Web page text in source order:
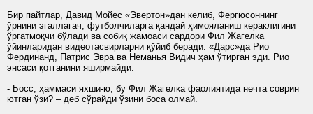
Бир пайтлар, Давид Мойес «Эвертон»дан келиб, Фергюсоннинг
ўрнини эгаллагач, футболчиларга қандай ҳимояланиш кераклигини
ўргатмоқчи бўлади ва собиқ жамоаси сардори Фил Жагелка
ўйинларидан видеотасвирларни қўйиб беради. «Дарс»да Рио
Фердинанд, Патрис Эвра ва Неманья Видич ҳам ўтирган эди. Рио
энсаси қотганини яширмайди.
- Босс, ҳаммаси яхши-ю, бу Фил Жагелка фаолиятида нечта соврин
ютган ўзи? – деб сўрайди ўзини боса олмай.